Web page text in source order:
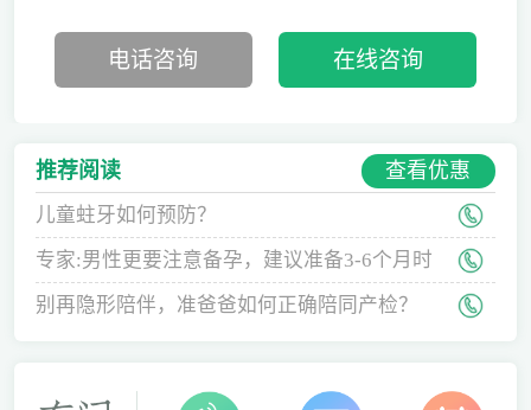
电话咨询 在线咨询
推荐阅读 查看优惠
儿童蛀牙如何预防？
专家:男性更要注意备孕，建议准备3-6个月时
间
别再隐形陪伴，准爸爸如何正确陪同产检？